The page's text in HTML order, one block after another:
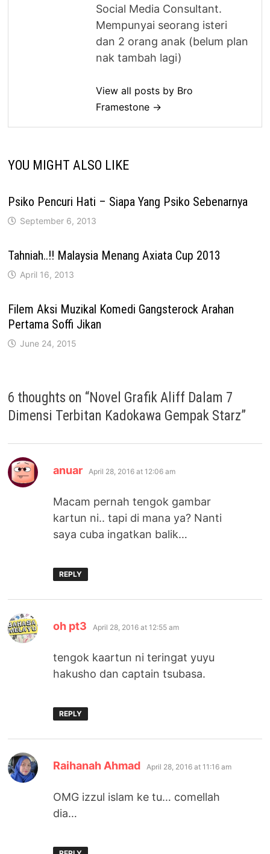
Social Media Consultant.
Mempunyai seorang isteri
dan 2 orang anak (belum plan
nak tambah lagi)
View all posts by Bro
Framestone →
YOU MIGHT ALSO LIKE
Psiko Pencuri Hati – Siapa Yang Psiko Sebenarnya
September 6, 2013
Tahniah..!! Malaysia Menang Axiata Cup 2013
April 16, 2013
Filem Aksi Muzikal Komedi Gangsterock Arahan
Pertama Soffi Jikan
June 24, 2015
6 thoughts on “Novel Grafik Aliff Dalam 7
Dimensi Terbitan Kadokawa Gempak Starz”
anuar says:
April 28, 2016 at 12:06 am
Macam pernah tengok gambar
kartun ni.. tapi di mana ya? Nanti
saya cuba ingatkan balik…
REPLY
oh pt3 says:
April 28, 2016 at 12:55 am
tengok kaartun ni teringat yuyu
hakusho dan captain tsubasa.
REPLY
Raihanah Ahmad says:
April 28, 2016 at 11:16 am
OMG izzul islam ke tu… comellah
dia…